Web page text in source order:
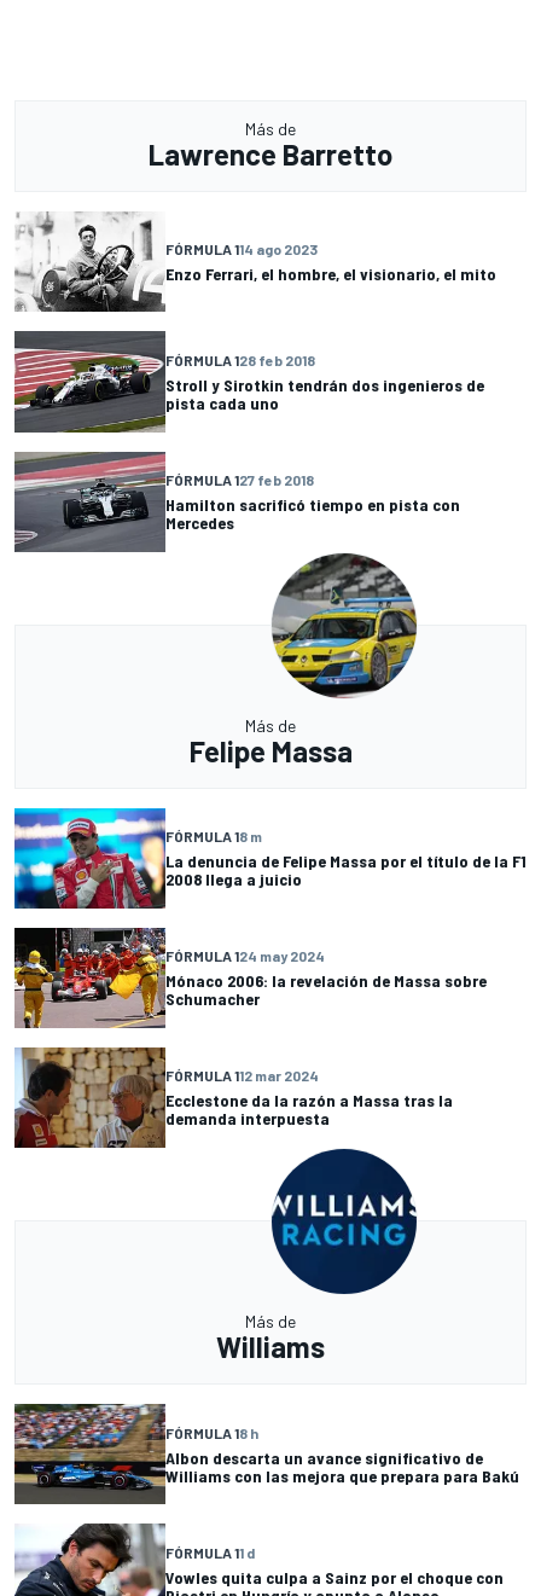
Más de
Lawrence Barretto
FÓRMULA 114 ago 2023
Enzo Ferrari, el hombre, el visionario, el mito
FÓRMULA 128 feb 2018
Stroll y Sirotkin tendrán dos ingenieros de
pista cada uno
FÓRMULA 127 feb 2018
Hamilton sacrificó tiempo en pista con
Mercedes
Más de
Felipe Massa
FÓRMULA 18 m
La denuncia de Felipe Massa por el título de la F1
2008 llega a juicio
FÓRMULA 124 may 2024
Mónaco 2006: la revelación de Massa sobre
Schumacher
FÓRMULA 112 mar 2024
Ecclestone da la razón a Massa tras la
demanda interpuesta
Más de
Williams
FÓRMULA 18 h
Albon descarta un avance significativo de
Williams con las mejora que prepara para Bakú
FÓRMULA 11 d
Vowles quita culpa a Sainz por el choque con